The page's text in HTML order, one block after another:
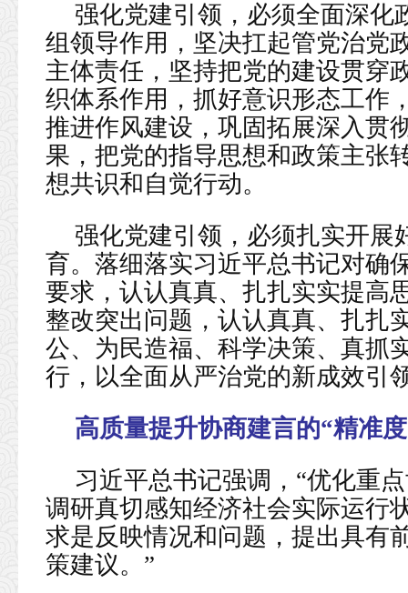
强化党建引领，必须全面深化
组领导作用，坚决扛起管党治党
主体责任，坚持把党的建设贯穿
织体系作用，抓好意识形态工作
推进作风建设，巩固拓展深入贯
果，把党的指导思想和政策主张
想共识和自觉行动。
强化党建引领，必须扎实开展
育。落细落实习近平总书记对确
要求，认认真真、扎扎实实提高
整改突出问题，认认真真、扎扎
公、为民造福、科学决策、真抓
行，以全面从严治党的新成效引
高质量提升协商建言的“精准
习近平总书记强调，“优化重
调研真切感知经济社会实际运行
求是反映情况和问题，提出具有
策建议。”